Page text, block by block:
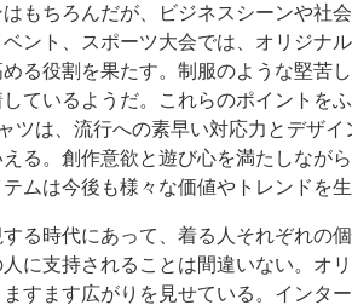
もちろんだが、ビジネスシーンや社
ント、スポーツ大会では、オリジナ
る役割を果たす。制服のような堅苦
ているようだ。これらのポイントを
ツは、流行への素早い対応力とデザ
る。創作意欲と遊び心を満たしなが
ムは今後も様々な価値やトレンドを
る時代にあって、着る人それぞれの
に支持されることは間違いない。オ
すます広がりを見せている。インタ